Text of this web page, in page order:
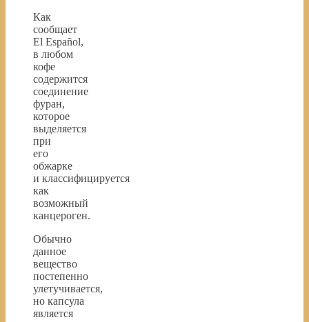
Как
сообщает
El Español,
в любом
кофе
содержится
соединение
фуран,
которое
выделяется
при
его
обжарке
и классифицируется
как
возможный
канцероген.
Обычно
данное
вещество
постепенно
улетучивается,
но капсула
является